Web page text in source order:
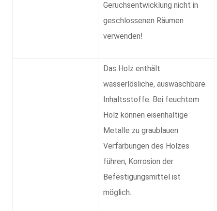
Geruchsentwicklung nicht in
geschlossenen Räumen
verwenden!
Das Holz enthält
wasserlösliche, auswaschbare
Inhaltsstoffe. Bei feuchtem
Holz können eisenhaltige
Metalle zu graublauen
Verfärbungen des Holzes
führen; Korrosion der
Befestigungsmittel ist
möglich.